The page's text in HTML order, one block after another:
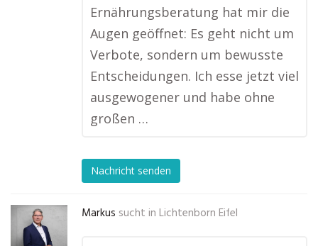
Ernährungsberatung hat mir die
Augen geöffnet: Es geht nicht um
Verbote, sondern um bewusste
Entscheidungen. Ich esse jetzt viel
ausgewogener und habe ohne
großen …
Nachricht senden
Markus sucht in Lichtenborn Eifel